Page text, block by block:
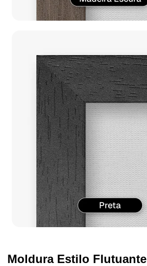
Moldura Estilo Flutuante